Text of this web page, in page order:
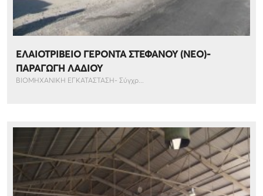
ΕΛΑΙΟΤΡΙΒΕΙΟ ΓΕΡΟΝΤΑ ΣΤΕΦΑΝΟΥ (NEO)-
ΠΑΡΑΓΩΓΗ ΛΑΔΙΟΥ
ΒΙΟΜΗΧΑΝΙΚΗ ΕΓΚΑΤΑΣΤΑΣΗ- Σύγχρ...